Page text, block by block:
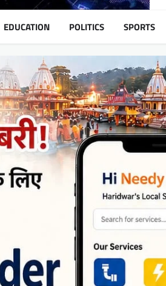
EDUCATION POLITICS SPORTS